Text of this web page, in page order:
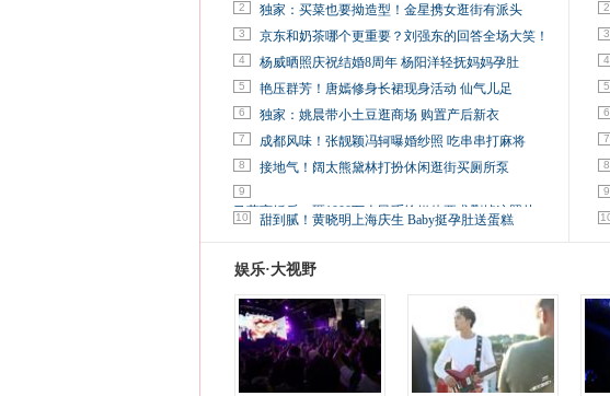
2 独家：买菜也要拗造型！金星携女逛街有派头
3 京东和奶茶哪个更重要？刘强东的回答全场大笑！
4 杨威晒照庆祝结婚8周年 杨阳洋轻抚妈妈孕肚
5 艳压群芳！唐嫣修身长裙现身活动 仙气儿足
6 独家：姚晨带小土豆逛商场 购置产后新衣
7 成都风味！张靓颖冯轲曝婚纱照 吃串串打麻将
8 接地气！阔太熊黛林打扮休闲逛街买厕所泵
9
马蓉离婚后，砸1000万人民币给媒体要求删掉这照片
10 甜到腻！黄晓明上海庆生 Baby挺孕肚送蛋糕
2
3
4
5
6
7
8
9
娱乐·大视野